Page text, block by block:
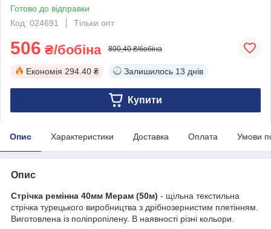
Готово до відправки
Код: 024691
Тільки опт
506 ₴/бобіна 800,40 ₴/бобіна
Економія 294.40 ₴ Залишилось 13 днів
Купити
Опис Характеристики Доставка Оплата Умови
Опис
Стрічка ремінна 40мм Мерам (50м) - щільна текстильна
стрічка турецького виробництва з дрібнозернистим плетінням.
Виготовлена ​​із поліпропілену. В наявності різні кольори.